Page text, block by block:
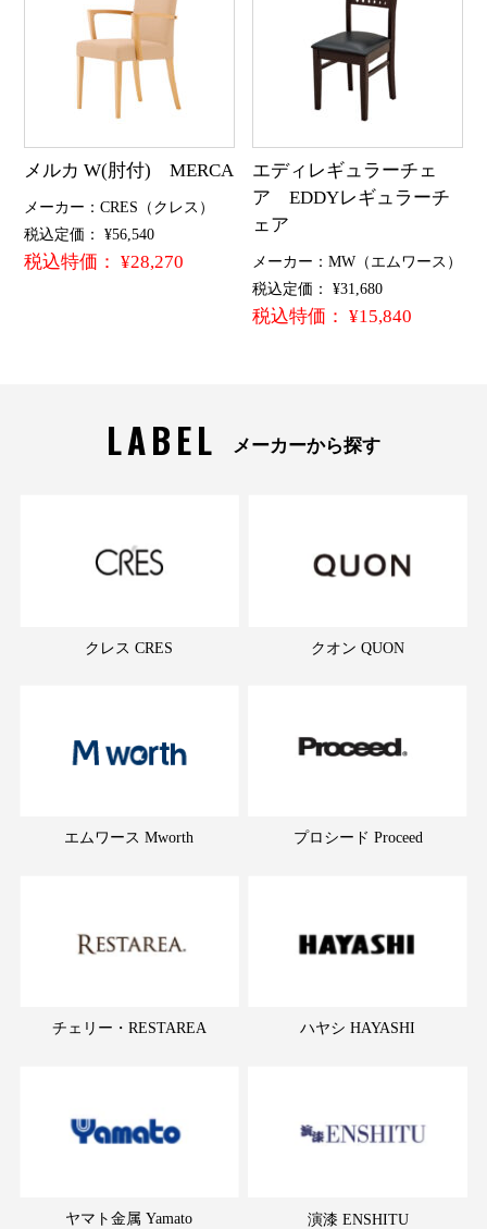
メルカ W(肘付) MERCA
メーカー：CRES（クレス）
税込定価： ¥56,540
税込特価： ¥28,270
エディレギュラーチェ
ア EDDYレギュラーチ
ェア
メーカー：MW（エムワース）
税込定価： ¥31,680
税込特価： ¥15,840
LABEL メーカーから探す
クレス CRES クオン QUON
エムワース Mworth プロシード Proceed
チェリー・RESTAREA ハヤシ HAYASHI
ヤマト金属 Yamato 演漆 ENSHITU